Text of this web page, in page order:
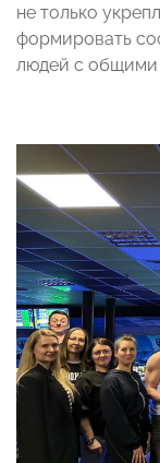
не только
формировать
людей с общими